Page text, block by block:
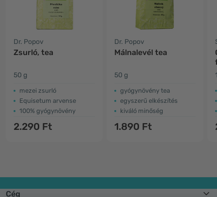
Dr. Popov
Zsurló, tea
50 g
mezei zsurló
Equisetum arvense
100% gyógynövény
2.290 Ft
Dr. Popov
Málnalevél tea
50 g
gyógynövény tea
egyszerű elkészítés
kiváló minőség
1.890 Ft
Cég